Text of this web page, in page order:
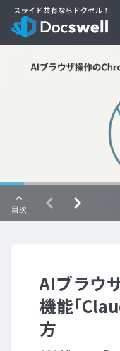
AIブラウ
機能｢
方